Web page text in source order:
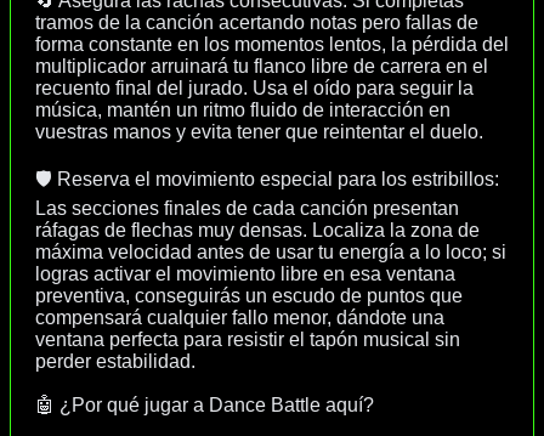
tramos de la canción acertando notas pero fallas de
forma constante en los momentos lentos, la pérdida del
multiplicador arruinará tu flanco libre de carrera en el
recuento final del jurado. Usa el oído para seguir la
música, mantén un ritmo fluido de interacción en
vuestras manos y evita tener que reintentar el duelo.
🛡️ Reserva el movimiento especial para los estribillos:
Las secciones finales de cada canción presentan
ráfagas de flechas muy densas. Localiza la zona de
máxima velocidad antes de usar tu energía a lo loco; si
logras activar el movimiento libre en esa ventana
preventiva, conseguirás un escudo de puntos que
compensará cualquier fallo menor, dándote una
ventana perfecta para resistir el tapón musical sin
perder estabilidad.
🤖 ¿Por qué jugar a Dance Battle aquí?